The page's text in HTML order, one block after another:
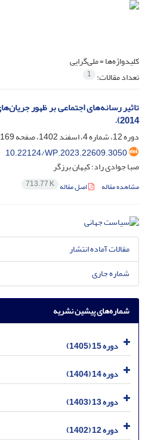
کلیدواژه‌ها =ملی‌گرایی
تعداد مقالات: 1
2014).
دوره 12، شماره 4، اسفند 1402، صفحه
169-188
10.22124/WP.2023.22609.3050
صبا جوادی راد؛ کیهان برزگر
مشاهده مقاله اصل مقاله 713.77 K
مقالات آماده انتشار
شماره جاری
شماره‌های پیشین نشریه
دوره 15 (1405)
دوره 14 (1404)
دوره 13 (1403)
دوره 12 (1402)